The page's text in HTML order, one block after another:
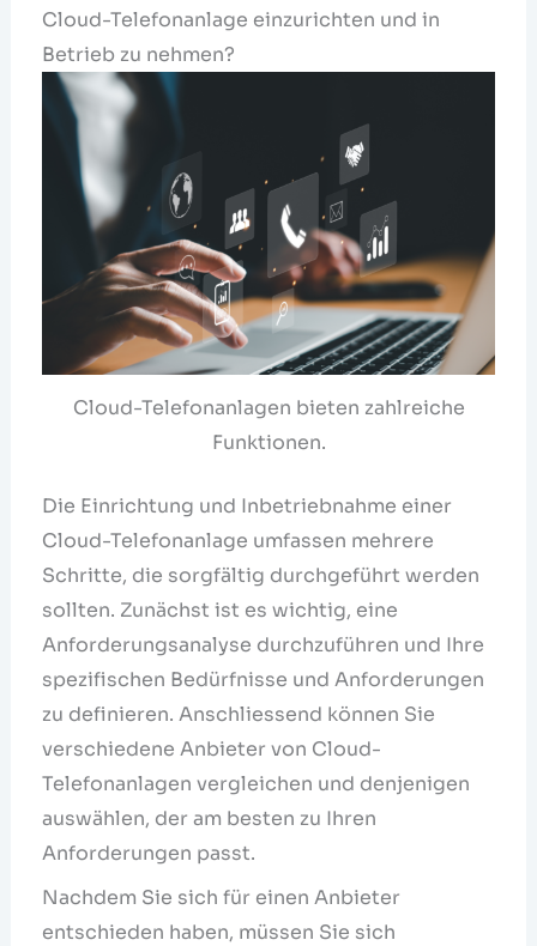
Cloud-Telefonanlage einzurichten und in
Betrieb zu nehmen?
Cloud-Telefonanlagen bieten zahlreiche
Funktionen.
Die Einrichtung und Inbetriebnahme einer
Cloud-Telefonanlage umfassen mehrere
Schritte, die sorgfältig durchgeführt werden
sollten. Zunächst ist es wichtig, eine
Anforderungsanalyse durchzuführen und Ihre
spezifischen Bedürfnisse und Anforderungen
zu definieren. Anschliessend können Sie
verschiedene Anbieter von Cloud-
Telefonanlagen vergleichen und denjenigen
auswählen, der am besten zu Ihren
Anforderungen passt.
Nachdem Sie sich für einen Anbieter
entschieden haben, müssen Sie sich